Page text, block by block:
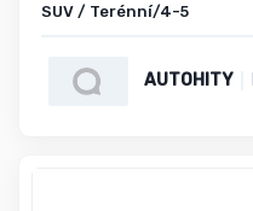
SUV / Terénní/4-5
AUTOHITY